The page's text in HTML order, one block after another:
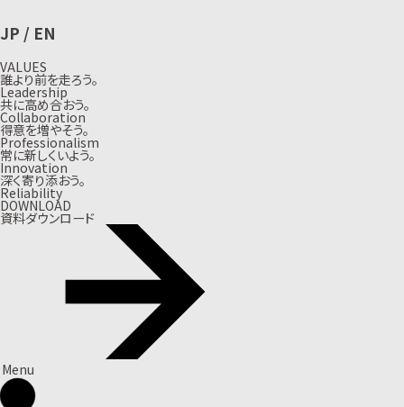
JP / EN
VALUES
誰より前を走ろう。
Leadership
共に高め合おう。
Collaboration
得意を増やそう。
Professionalism
常に新しくいよう。
Innovation
深く寄り添おう。
Reliability
DOWNLOAD
資料ダウンロード
Menu